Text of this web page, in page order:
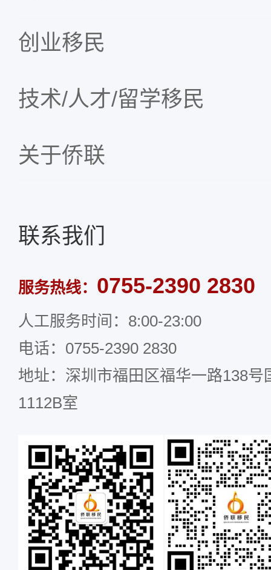
创业移民
技术/人才/留学移民
关于侨联
联系我们
服务热线： 0755-2390 2830
人工服务时间：8:00-23:00
电话：0755-2390 2830
地址：深圳市福田区福华一路138号
1112B室